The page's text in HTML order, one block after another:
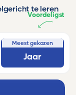
te leren
Meest gekozen
Jaar
Voordeligst